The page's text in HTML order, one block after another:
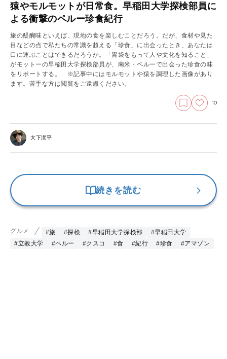
猿やモルモットが日常食。早稲田大学探検部員に
よる衝撃のペルー珍食紀行
旅の醍醐味といえば、現地の食を楽しむことだろう。だが、食材や見た
目などの点で私たちの常識を超える「珍食」に出会ったとき、あなたは
口に運ぶことはできるだろうか。「胃袋をもって人や文化を知ること」
がモットーの早稲田大学探検部員が、南米・ペルーで出会った珍食の味
をリポートする。 ※記事中にはモルモットや猿を調理した画像があり
ます。苦手な方は閲覧をご遠慮ください。
10
大下滉平
続きを読む
グルメ #旅 #探検 #早稲田大学探検部
#早稲田大学
#立教大学
#ペルー #クスコ #食 #紀行 #珍食 #アマゾン